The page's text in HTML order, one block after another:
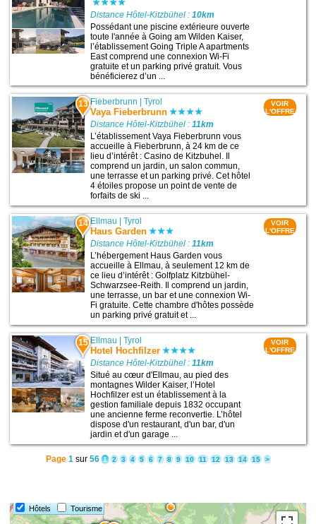
Distance Hôtel-Kitzbühel :10km
Possédant une piscine extérieure ouverte
toute l'année à Going am Wilden Kaiser,
l’établissement Going Triple A apartments
East comprend une connexion Wi-Fi
gratuite et un parking privé gratuit. Vous
bénéficierez d’un ...
13 Fieberbrunn |Tyrol
Vaya Fieberbrunn
Distance Hôtel-Kitzbühel :11km
L’établissement Vaya Fieberbrunn vous
accueille à Fieberbrunn, à 24 km de ce
lieu d’intérêt : Casino de Kitzbuhel. Il
comprend un jardin, un salon commun,
une terrasse et un parking privé. Cet hôtel
4 étoiles propose un point de vente de
forfaits de ski ...
VOIR
L'OFFRE
14 Ellmau |Tyrol
Haus Garden
Distance Hôtel-Kitzbühel :11km
L’hébergement Haus Garden vous
accueille à Ellmau, à seulement 12 km de
ce lieu d’intérêt : Golfplatz Kitzbühel-
Schwarzsee-Reith. Il comprend un jardin,
une terrasse, un bar et une connexion Wi-
Fi gratuite. Cette chambre d'hôtes possède
un parking privé gratuit et ...
VOIR
L'OFFRE
15 Ellmau |Tyrol
Hotel Hochfilzer
Distance Hôtel-Kitzbühel :11km
Situé au cœur d'Ellmau, au pied des
montagnes Wilder Kaiser, l’Hotel
Hochfilzer est un établissement à la
gestion familiale depuis 1832 occupant
une ancienne ferme reconvertie. L’hôtel
dispose d'un restaurant, d'un bar, d'un
jardin et d'un garage ...
VOIR
L'OFFRE
Page 1sur 56 1 2 3 4 5 6 7 8 9 10 11 12 13 14 15 >
Hôtels Tourisme